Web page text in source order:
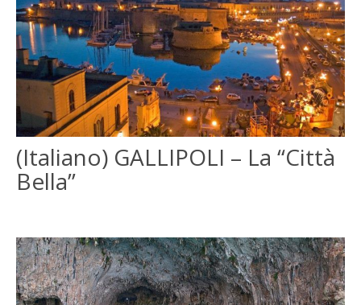
(Italiano) GALLIPOLI – La “Città
Bella”